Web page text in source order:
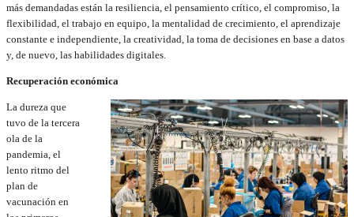
más demandadas están la resiliencia, el pensamiento crítico, el compromiso, la
flexibilidad, el trabajo en equipo, la mentalidad de crecimiento, el aprendizaje
constante e independiente, la creatividad, la toma de decisiones en base a datos
y, de nuevo, las habilidades digitales.
Recuperación económica
La dureza que
tuvo de la tercera
ola de la
pandemia, el
lento ritmo del
plan de
vacunación en